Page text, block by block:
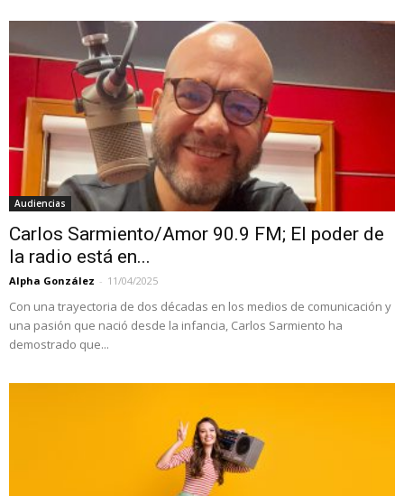
Audiencias
Carlos Sarmiento/Amor 90.9 FM; El poder de
la radio está en...
Alpha González - 11/04/2025
Con una trayectoria de dos décadas en los medios de comunicación y
una pasión que nació desde la infancia, Carlos Sarmiento ha
demostrado que...